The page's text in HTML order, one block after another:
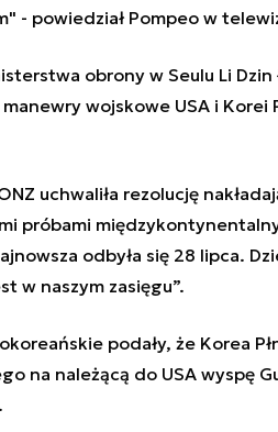
- powiedział Pompeo w
obrony w Seulu Li Dzin
wojskowe USA i Korei
uchwaliła rezolucję
próbami
odbyła się 28 lipca.
w naszym zasięgu”.
podały, że Korea
na należącą do USA wyspę